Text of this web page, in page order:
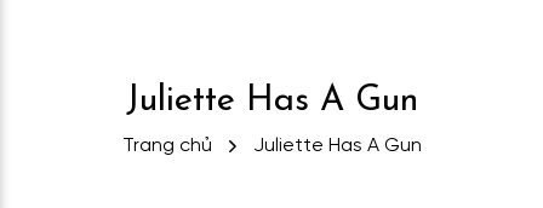
Juliette Has A Gun
Trang chủ Juliette Has A Gun